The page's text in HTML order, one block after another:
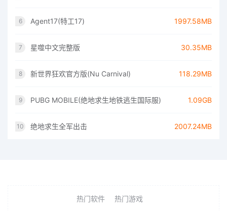
6 Agent17(特工17) 1997.58MB
7 星噬中文完整版 30.35MB
8 新世界狂欢官方版(Nu Carnival) 118.29MB
9 PUBG MOBILE(绝地求生地铁逃生国际服) 1.09GB
10 绝地求生全军出击 2007.24MB
热门软件 热门游戏